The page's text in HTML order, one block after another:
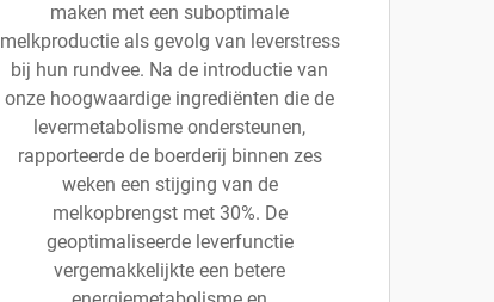
maken met een suboptimale
melkproductie als gevolg van leverstress
bij hun rundvee. Na de introductie van
onze hoogwaardige ingrediënten die de
levermetabolisme ondersteunen,
rapporteerde de boerderij binnen zes
weken een stijging van de
melkopbrengst met 30%. De
geoptimaliseerde leverfunctie
vergemakkelijkte een betere